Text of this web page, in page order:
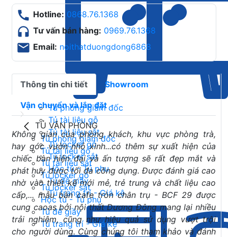
Tủ phòng giám đốc
Tủ tài liệu gỗ
Tủ tài liệu sắt
Tủ locker gỗ
Tủ locker sắt
Hộc tủ - Tủ phụ
Tủ để giầy
Tủ trang trí - Giá kệ
TỦ VĂN PHÒNG
Tủ phòng giám đốc
Tủ tài liệu gỗ
Tủ tài liệu sắt
Tủ locker gỗ
Tủ locker sắt
Hộc tủ - Tủ phụ
Tủ để giầy
Tủ trang trí - Giá kệ
Hotline: 0868.76.1368
Tư vấn bán hàng: 0969.76.1368
Email: noithatduongdong6868
Thông tin chi tiết Showroom
Vận chuyển và lắp đặt
Không gian của phòng khách, khu vực phòng trà,
hay góc vườn nhỏ xinh...có thêm sự xuất hiện của
chiếc bàn hiện đại và ấn tượng sẽ rất đẹp mắt và
phát huy được tối đa công dụng. Được đánh giá cao
nhờ vào thiết kế mới mẻ, trẻ trung và chất liệu cao
cấp,... mẫu bàn cafe tròn chân trụ - BCF 29 được
cung caoas bởi nội thất Dương Đông mang lại nhiều
trải nghiệm, cũng như hiệu quả sử dụng vượt trội
cho người dùng. Cùng chúng tôi tham khảo và đánh